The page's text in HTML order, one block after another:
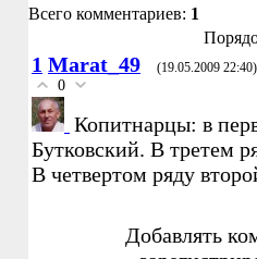
Всего комментариев: 1
1 Marat_49 (19.05.2009 22:40)
0
Копитнарцы: в
Бутковский. В третем
В четвертом ряду
Добавлять